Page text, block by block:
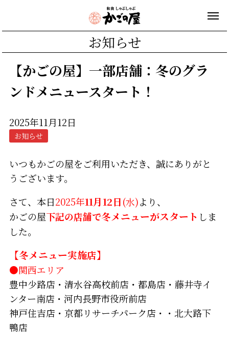
お知らせ
【かごの屋】一部店舗：冬のグラ
ンドメニュースタート！
2025年11月12日
お知らせ
いつもかごの屋をご利用いただき、誠にありがと
うございます。
さて、本日2025年11月12日(水)より、
かごの屋下記の店舗で冬メニューがスタート しま
した。
【冬メニュー実施店】
●関西エリア
豊中少路店・清水谷高校前店・都島店・藤井寺イ
ンター南店・河内長野市役所前店
神戸住吉店・京都リサーチパーク店・・北大路下
鴨店